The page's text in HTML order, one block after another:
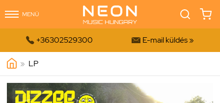
MENÜ
 +36302529300  E-mail küldés »
» LP